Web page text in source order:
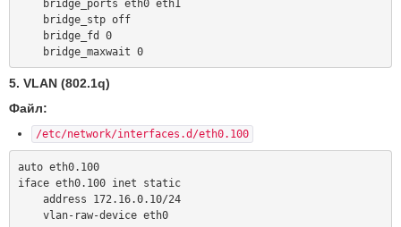
    bridge_maxwait 0
5. VLAN (802.1q)
Файл:
/etc/network/interfaces.d/eth0.100
auto eth0.100
iface eth0.100 inet static
    vlan-raw-device eth0